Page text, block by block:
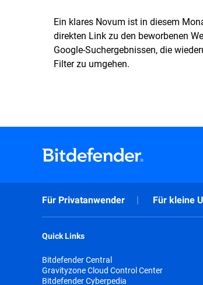
Ein klares Novum ist in diesem
direkten Link zu den beworbenen
Google-Suchergebnissen, die
Filter zu umgehen.
Für Privatanwender Für kleine
Quick Links
Bitdefender Central
Gravityzone Cloud Control Center
Bitdefender Cyberpedia